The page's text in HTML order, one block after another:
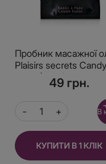
Пробник масажної
Plaisirs secrets Candy
Floss (3 мл)49 грн.
В
КУПИТИ В 1 КЛІК